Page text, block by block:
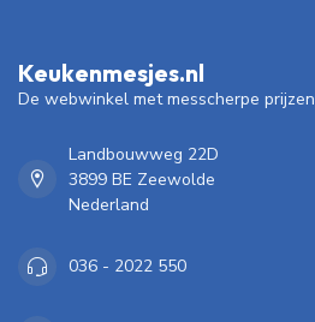
Keukenmesjes.nl
De webwinkel met messcherpe prijzen
Landbouwweg 22D
3899 BE Zeewolde
Nederland
036 - 2022 550